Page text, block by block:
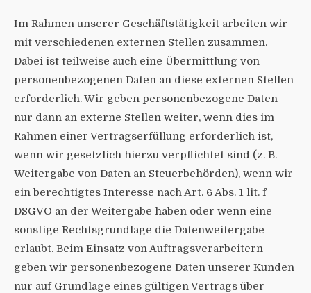
Im Rahmen unserer Geschäftstätigkeit arbeiten wir
mit verschiedenen externen Stellen zusammen.
Dabei ist teilweise auch eine Übermittlung von
personenbezogenen Daten an diese externen Stellen
erforderlich. Wir geben personenbezogene Daten
nur dann an externe Stellen weiter, wenn dies im
Rahmen einer Vertragserfüllung erforderlich ist,
wenn wir gesetzlich hierzu verpflichtet sind (z. B.
Weitergabe von Daten an Steuerbehörden), wenn wir
ein berechtigtes Interesse nach Art. 6 Abs. 1 lit. f
DSGVO an der Weitergabe haben oder wenn eine
sonstige Rechtsgrundlage die Datenweitergabe
erlaubt. Beim Einsatz von Auftragsverarbeitern
geben wir personenbezogene Daten unserer Kunden
nur auf Grundlage eines gültigen Vertrags über